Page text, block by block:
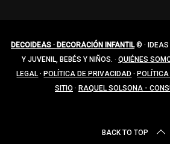
DECOIDEAS · DECORACIÓN INFANTIL© · IDEAS
Y JUVENIL, BEBÉS Y NIÑOS. · QUIÉNES
LEGAL · POLÍTICA DE PRIVACIDAD · POLÍTICA
SITIO · RAQUEL SOLSONA -
BACK TO TOP